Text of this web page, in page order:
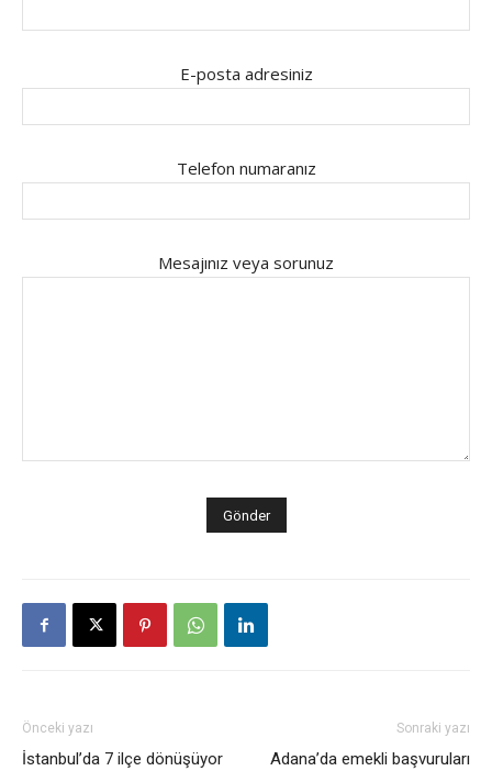
E-posta adresiniz
Telefon numaranız
Mesajınız veya sorunuz
Önceki yazı
İstanbul’da 7 ilçe dönüşüyor
Sonraki yazı
Adana’da emekli başvuruları